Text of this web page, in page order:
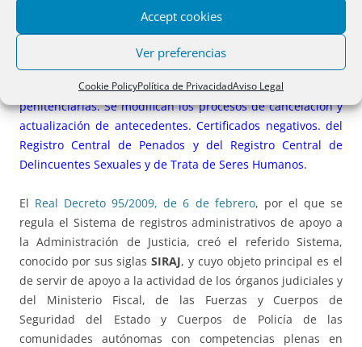
Accept cookies
Ver preferencias
Cookie PolicyPolítica de PrivacidadAviso Legal
registros administrativos de apoyo a la justicia en España,
adaptándolo a la normativa europea para el intercambio
de información penal. Se hacen referencias al Registro
Central de Menores. Amplía el acceso a los registros a la
policía local y autonómica, así como a instituciones
penitenciarias. Se modifican los procesos de cancelación y
actualización de antecedentes. Certificados negativos. del
Registro Central de Penados y del Registro Central de
Delincuentes Sexuales y de Trata de Seres Humanos.
El Real Decreto 95/2009, de 6 de febrero, por el que se
regula el Sistema de registros administrativos de apoyo a
la Administración de Justicia, creó el referido Sistema,
conocido por sus siglasSIRAJ, y cuyo objeto principal es el
de servir de apoyo a la actividad de los órganos judiciales y
del Ministerio Fiscal, de las Fuerzas y Cuerpos de
Seguridad del Estado y Cuerpos de Policía de las
comunidades autónomas con competencias plenas en